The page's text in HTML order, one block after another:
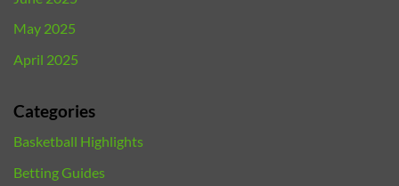
May 2025
April 2025
Categories
Basketball Highlights
Betting Guides